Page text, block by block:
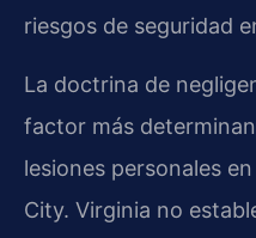
riesgos de seguridad
La doctrina de
factor más
lesiones personales
City. Virginia no